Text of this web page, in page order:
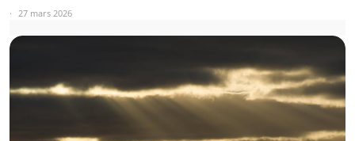
27 mars 2026